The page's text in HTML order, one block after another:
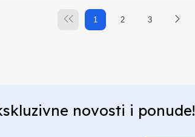
1 2 3
novosti i ponude!